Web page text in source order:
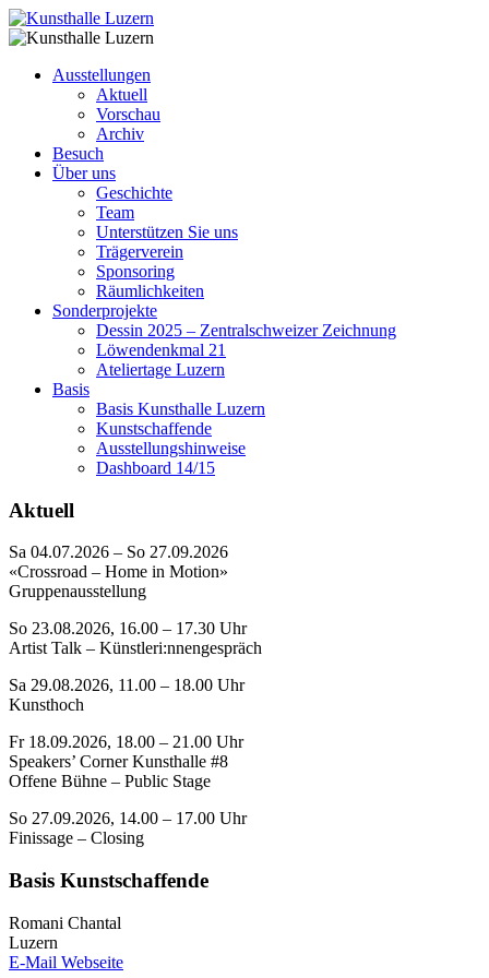
Ausstellungen
Aktuell
Vorschau
Archiv
Besuch
Über uns
Geschichte
Team
Unterstützen Sie uns
Trägerverein
Sponsoring
Räumlichkeiten
Sonderprojekte
Dessin 2025 – Zentralschweizer Zeichnung
Löwendenkmal 21
Ateliertage Luzern
Basis
Basis Kunsthalle Luzern
Kunstschaffende
Ausstellungshinweise
Dashboard 14/15
Aktuell
Sa 04.07.2026 – So 27.09.2026
«Crossroad – Home in Motion»
Gruppenausstellung
So 23.08.2026, 16.00 – 17.30 Uhr
Artist Talk – Künstleri:nnengespräch
Sa 29.08.2026, 11.00 – 18.00 Uhr
Kunsthoch
Fr 18.09.2026, 18.00 – 21.00 Uhr
Speakers’ Corner Kunsthalle #8
Offene Bühne – Public Stage
So 27.09.2026, 14.00 – 17.00 Uhr
Finissage – Closing
Basis Kunstschaffende
Romani Chantal
Luzern
E-Mail Webseite